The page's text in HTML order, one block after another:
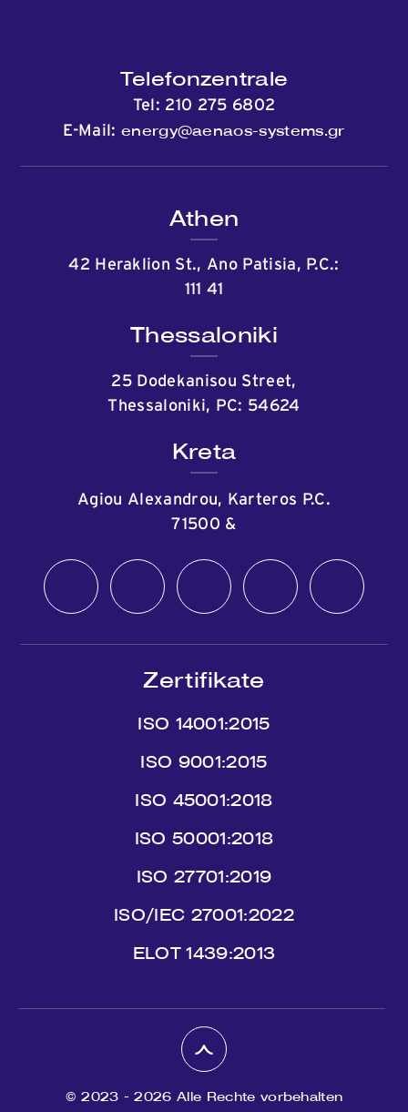
Telefonzentrale
Tel: 210 275 6802
E-Mail: energy@aenaos-systems.gr
Athen
42 Heraklion St., Ano Patisia, P.C.:
111 41
Thessaloniki
25 Dodekanisou Street,
Thessaloniki, PC: 54624
Kreta
Agiou Alexandrou, Karteros P.C.
71500 &
Zertifikate
ISO 14001:2015
ISO 9001:2015
ISO 45001:2018
ISO 50001:2018
ISO 27701:2019
ISO/IEC 27001:2022
ΕLΟΤ 1439:2013
© 2023 - 2026 Alle Rechte vorbehalten